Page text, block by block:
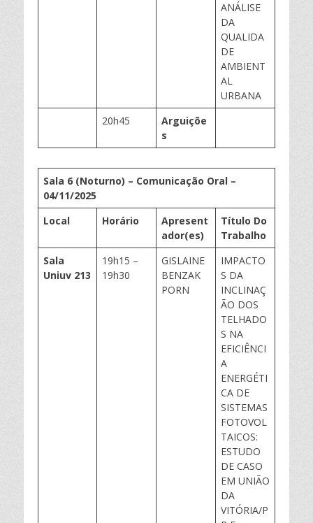
ANÁLISE
DA
QUALIDA
DE
AMBIENT
AL
URBANA
20h45
Arguiçõe
s
Sala 6 (Noturno) – Comunicação Oral –
04/11/2025
Local
Horário
Apresent
ador(es)
Título Do
Trabalho
Sala
Uniuv 213
19h15 –
19h30
GISLAINE
BENZAK
PORN
IMPACTO
S DA
INCLINAÇ
ÃO DOS
TELHADO
S NA
EFICIÊNCI
A
ENERGÉTI
CA DE
SISTEMAS
FOTOVOL
TAICOS:
ESTUDO
DE CASO
EM UNIÃO
DA
VITÓRIA/P